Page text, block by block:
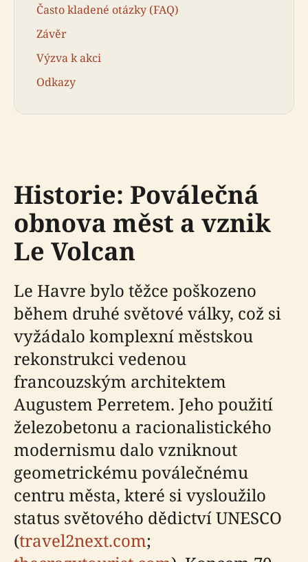
Často kladené otázky (FAQ)
Závěr
Výzva k akci
Odkazy
Historie: Poválečná
obnova měst a vznik
Le Volcan
Le Havre bylo těžce poškozeno
během druhé světové války, což si
vyžádalo komplexní městskou
rekonstrukci vedenou
francouzským architektem
Augustem Perretem. Jeho použití
železobetonu a racionalistického
modernismu dalo vzniknout
geometrickému poválečnému
centru města, které si vysloužilo
status světového dědictví UNESCO
(travel2next.com;